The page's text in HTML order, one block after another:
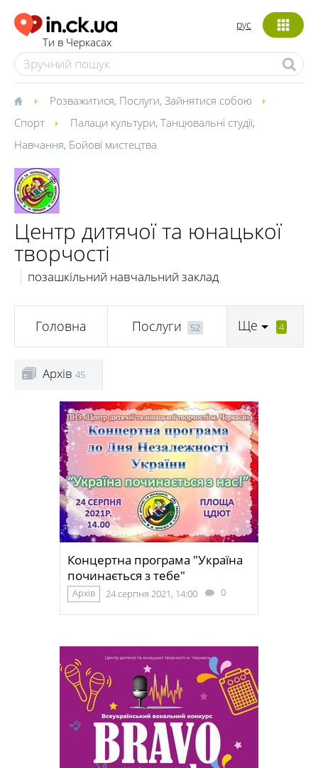
Ти в Черкасах
рус
Розважитися, Послуги, Зайнятися собою
Спорт
Палаци культури, Танцювальні студії,
Навчання, Бойові мистецтва
Центр дитячої та юнацької
творчості
позашкільний навчальний заклад
Головна Послуги 52 Ще 4
Архів 45
Концертна програма "Україна
починається з тебе"
Архів 24 серпня 2021, 14:00 0